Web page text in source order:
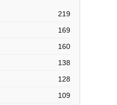
219
169
160
138
128
109